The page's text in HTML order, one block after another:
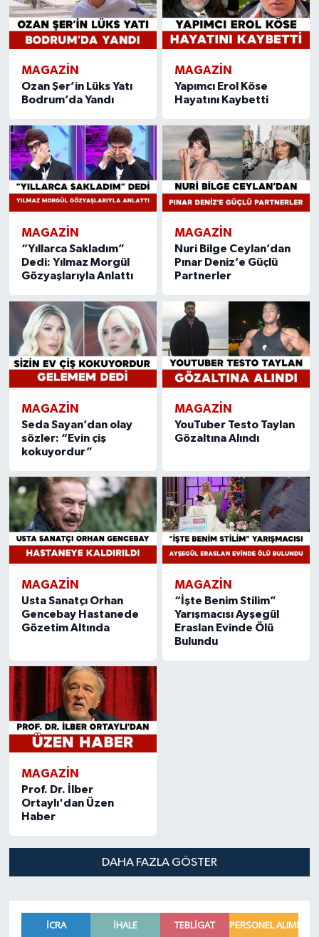
MAGAZIN
Ozan Şer’in Lüks Yatı
Bodrum’da Yandı
MAGAZIN
Yapımcı Erol Köse
Hayatını Kaybetti
MAGAZIN
“Yıllarca Sakladım”
Dedi: Yılmaz Morgül
Gözyaşlarıyla Anlattı
MAGAZIN
Nuri Bilge Ceylan’dan
Pınar Deniz’e Güçlü
Partnerler
MAGAZIN
Seda Sayan’dan olay
sözler: “Evin çiş
kokuyordur”
MAGAZIN
YouTuber Testo Taylan
Gözaltına Alındı
MAGAZIN
Usta Sanatçı Orhan
Gencebay Hastanede
Gözetim Altında
MAGAZIN
“İşte Benim Stilim”
Yarışmacısı Ayşegül
Eraslan Evinde Ölü
Bulundu
MAGAZIN
Prof. Dr. İlber
Ortaylı'dan Üzen
Haber
DAHA FAZLA GÖSTER